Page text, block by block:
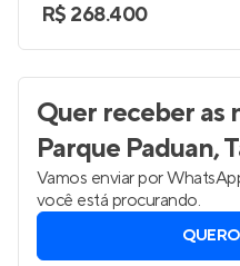
R$ 268.400
Quer receber as
Parque Paduan,
Vamos enviar por
você está procurando.